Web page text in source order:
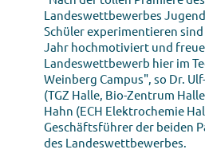
Landeswettbewerbes
Schüler experimentieren
Jahr hochmotiviert und
Landeswettbewerb hier im
Weinberg Campus", so Dr.
(TGZ Halle, Bio-Zentrum
Hahn (ECH Elektrochemie
Geschäftsführer der beiden
des Landeswettbewerbes.